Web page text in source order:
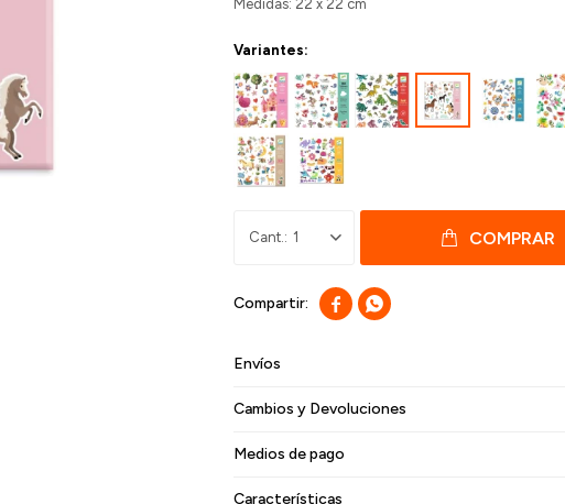
Medidas: 22 x 22 cm
Variantes:
1 COMPRAR
 
Envíos
Cambios y Devoluciones
Medios de pago
Características